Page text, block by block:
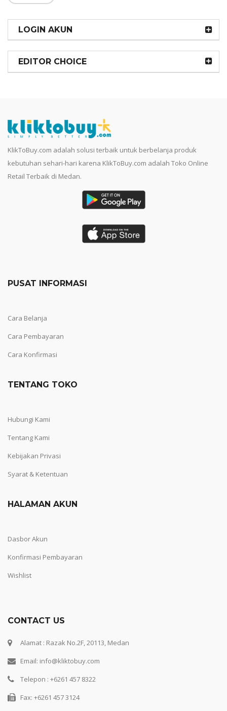
LOGIN AKUN
EDITOR CHOICE
KlikToBuy.com adalah solusi terbaik untuk berbelanja produk
kebutuhan sehari-hari karena KlikToBuy.com adalah Toko Online
Retail Terbaik di Medan.
PUSAT INFORMASI
Cara Belanja
Cara Pembayaran
Cara Konfirmasi
TENTANG TOKO
Hubungi Kami
Tentang Kami
Kebijakan Privasi
Syarat & Ketentuan
HALAMAN AKUN
Dasbor Akun
Konfirmasi Pembayaran
Wishlist
CONTACT US
Alamat : Razak No.2F, 20113, Medan
Email: info@kliktobuy.com
Telepon : +6261 457 8322
Fax: +6261 457 3124